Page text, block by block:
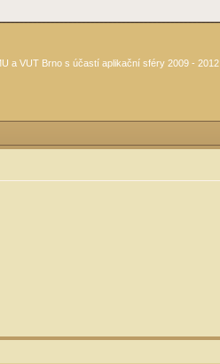
a VUT Brno s účastí aplikační sféry 2009 - 2012